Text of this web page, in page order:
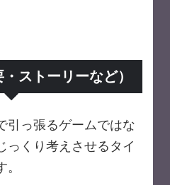
ストーリーなど）
引っ張るゲームではな
っくり考えさせるタイ